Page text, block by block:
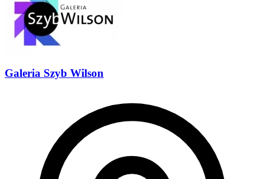
Galeria Szyb Wilson